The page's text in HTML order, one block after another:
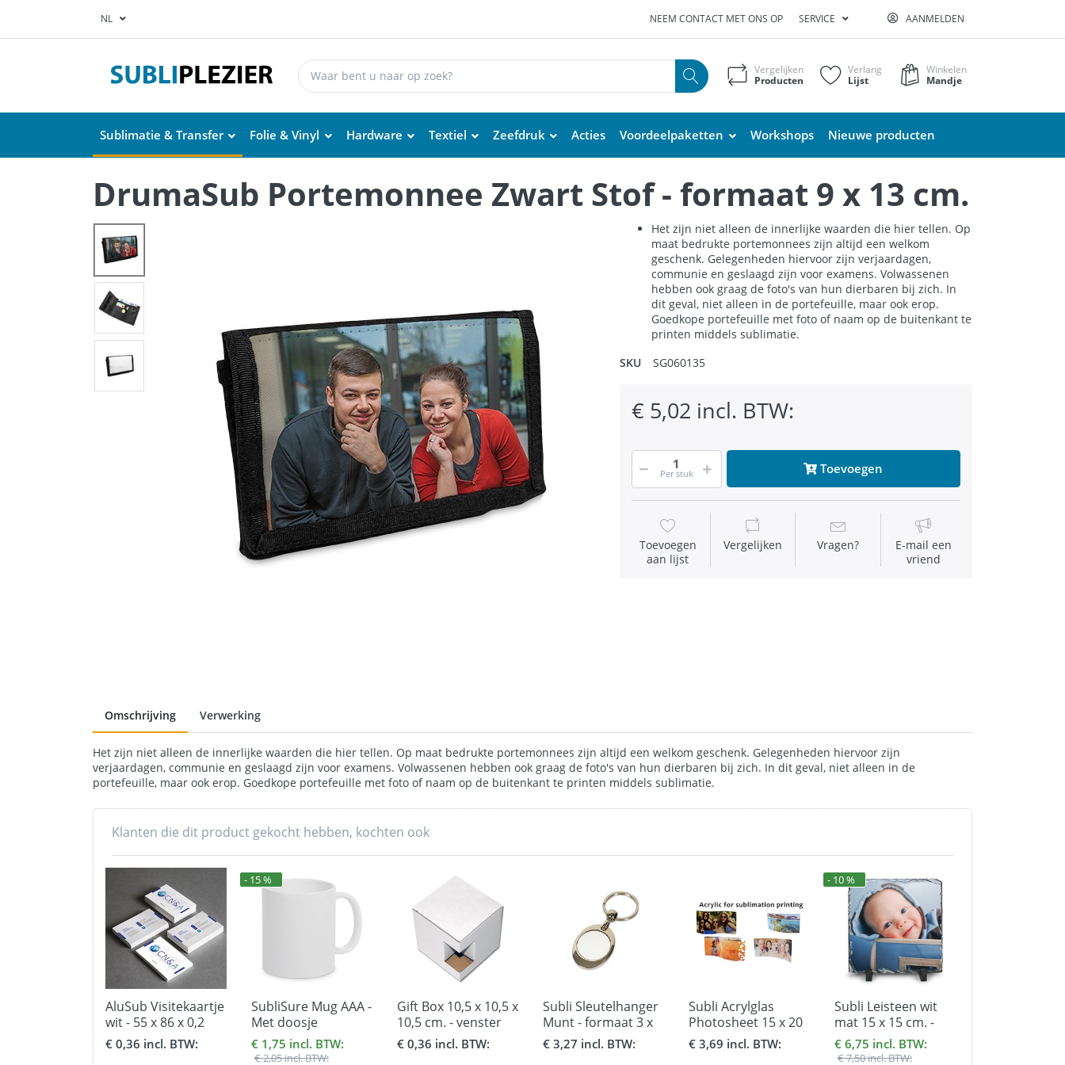
NL NEEM CONTACT MET ONS OP SERVICE AANMELDEN
Vergelijken
Producten
Verlang
Lijst
Winkelen
Mandje
Sublimatie & Transfer Folie & Vinyl Hardware Textiel Zeefdruk Acties Voordeelpaketten Workshops Nieuwe producten
DrumaSub Portemonnee Zwart Stof - formaat 9 x 13 cm.
Het zijn niet alleen de innerlijke waarden die hier tellen. Op
maat bedrukte portemonnees zijn altijd een welkom
geschenk. Gelegenheden hiervoor zijn verjaardagen,
communie en geslaagd zijn voor examens. Volwassenen
hebben ook graag de foto's van hun dierbaren bij zich. In
dit geval, niet alleen in de portefeuille, maar ook erop.
Goedkope portefeuille met foto of naam op de buitenkant te
printen middels sublimatie.
SKU
SG060135
€ 5,02 incl. BTW:
Per stuk Toevoegen
Toevoegen
aan lijst
Vergelijken Vragen?
E-mail een
vriend
Omschrijving Verwerking
Het zijn niet alleen de innerlijke waarden die hier tellen. Op maat bedrukte portemonnees zijn altijd een welkom geschenk. Gelegenheden hiervoor zijn
verjaardagen, communie en geslaagd zijn voor examens. Volwassenen hebben ook graag de foto's van hun dierbaren bij zich. In dit geval, niet alleen in de
portefeuille, maar ook erop. Goedkope portefeuille met foto of naam op de buitenkant te printen middels sublimatie.
Klanten die dit product gekocht hebben, kochten ook
AluSub Visitekaartje
wit - 55 x 86 x 0,2
mm.
€ 0,36 incl. BTW:
- 15 %
SubliSure Mug AAA -
Met doosje
€ 1,75 incl. BTW:
€ 2,05 incl. BTW:
Gift Box 10,5 x 10,5 x
10,5 cm. - venster
voor bekers
€ 0,36 incl. BTW:
Subli Sleutelhanger
Munt - formaat 3 x
8,5 cm.
€ 3,27 incl. BTW:
Subli Acrylglas
Photosheet 15 x 20
cm. - dikte 3 mm.
€ 3,69 incl. BTW:
- 10 %
Subli Leisteen wit
mat 15 x 15 cm. -
incl. 2 voetjes
€ 6,75 incl. BTW:
€ 7,50 incl. BTW: